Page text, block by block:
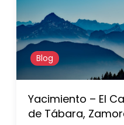
Blog
Yacimiento – El
de Tábara,